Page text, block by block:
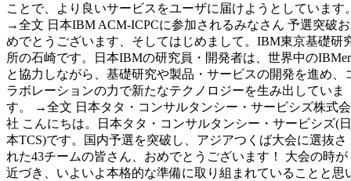
ことで、より良いサービスをユーザに届けようとしています
→全文 日本IBM ACM-ICPCに参加されるみなさん 予選突破お
めでとうございます、そしてはじめまして。IBM東京基礎研
所の石崎です。日本IBMの研究員・開発者は、世界中のIBMer
と協力しながら、基礎研究や製品・サービスの開発を進め、
ラボレーションの力で新たなテクノロジーを生み出していま
す。 →全文 日本タタ・コンサルタンシー・サービシズ株式会
社 こんにちは。日本タタ・コンサルタンシー・サービシズ(日
本TCS)です。国内予選を突破し、アジアつくば大会に選抜さ
れた43チームの皆さん、おめでとうございます！ 大会の時が
近づき、いよいよ本格的な準備に取り組まれていることと思